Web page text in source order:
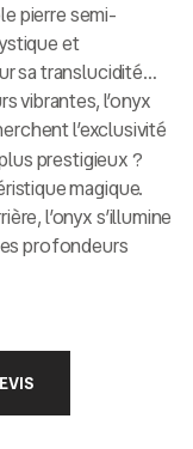
pierre semi-
et
satranslucidité
vibrantes, l’onyx
l’exclusivité
prestigieux ?
magique.
, l’onyx s’illumine
profondeurs
même roses,
autre pierre
d’obtenir un